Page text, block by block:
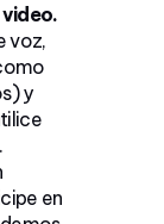
voz,
y
en